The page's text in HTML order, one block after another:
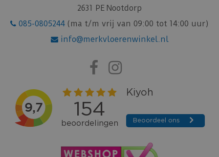
2631 PE Nootdorp
085-0805244 (ma t/m vrij van 09:00 tot 14:00 uur)
info@merkvloerenwinkel.nl